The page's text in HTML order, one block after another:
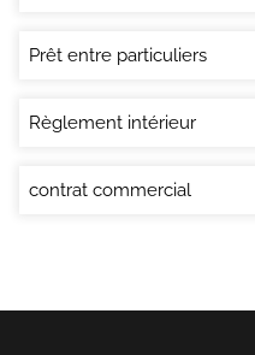
Prêt entre particuliers
Règlement intérieur
contrat commercial